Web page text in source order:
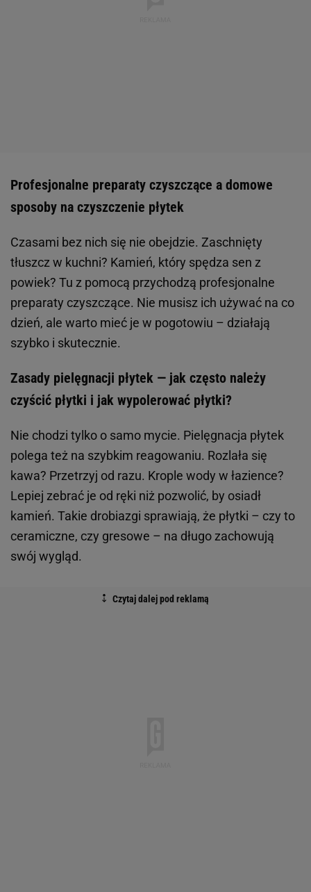
Profesjonalne preparaty czyszczące a domowe
sposoby na czyszczenie płytek
Czasami bez nich się nie obejdzie. Zaschnięty
tłuszcz w kuchni? Kamień, który spędza sen z
powiek? Tu z pomocą przychodzą profesjonalne
preparaty czyszczące. Nie musisz ich używać na co
dzień, ale warto mieć je w pogotowiu – działają
szybko i skutecznie.
Zasady pielęgnacji płytek — jak często należy
czyścić płytki i jak wypolerować płytki?
Nie chodzi tylko o samo mycie. Pielęgnacja płytek
polega też na szybkim reagowaniu. Rozlała się
kawa? Przetrzyj od razu. Krople wody w łazience?
Lepiej zebrać je od ręki niż pozwolić, by osiadł
kamień. Takie drobiazgi sprawiają, że płytki – czy to
ceramiczne, czy gresowe – na długo zachowują
swój wygląd.